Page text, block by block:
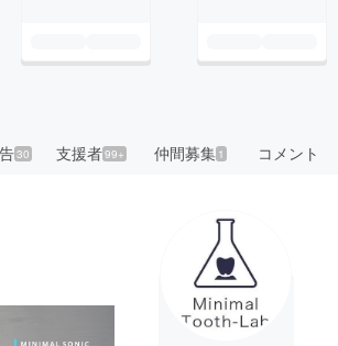
30 支援者99+ 仲間募集 1 コメント